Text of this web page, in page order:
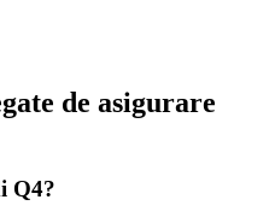
de asigurare
Q4?